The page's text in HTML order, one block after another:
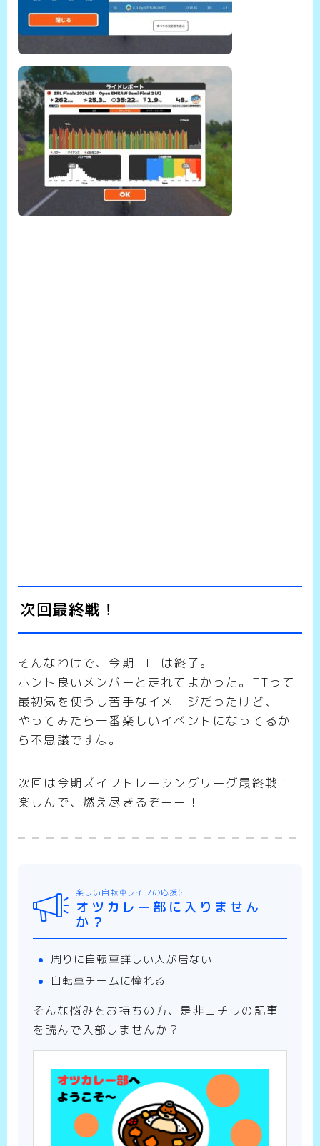
次回最終戦！
そんなわけで、今期TTTは終了。
ホント良いメンバーと走れてよかった。TTって
最初気を使うし苦手なイメージだったけど、
やってみたら一番楽しいイベントになってるか
ら不思議ですな。
次回は今期ズイフトレーシングリーグ最終戦！
楽しんで、燃え尽きるぞーー！
楽しい自転車ライフの応援に
オツカレー部に入りません
か？
周りに自転車詳しい人が居ない
自転車チームに憧れる
そんな悩みをお持ちの方、是非コチラの記事
を読んで入部しませんか？